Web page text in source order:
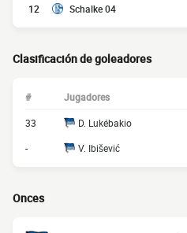
12
Schalke 04
Clasificación de goleadores
# Jugadores
33 D. Lukébakio
-
V. Ibišević
Onces